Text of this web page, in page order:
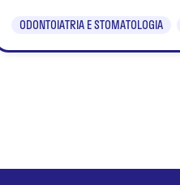
ODONTOIATRIA E STOMATOLOGIA